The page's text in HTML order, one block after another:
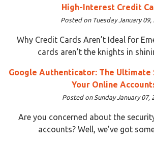
High-Interest Credit
Posted on Tuesday January 09,
Why Credit Cards Aren’t Ideal for
cards aren’t the knights in
Google Authenticator: The
Your Online
Posted on Sunday January 07,
Are you concerned about the
accounts? Well, we’ve got